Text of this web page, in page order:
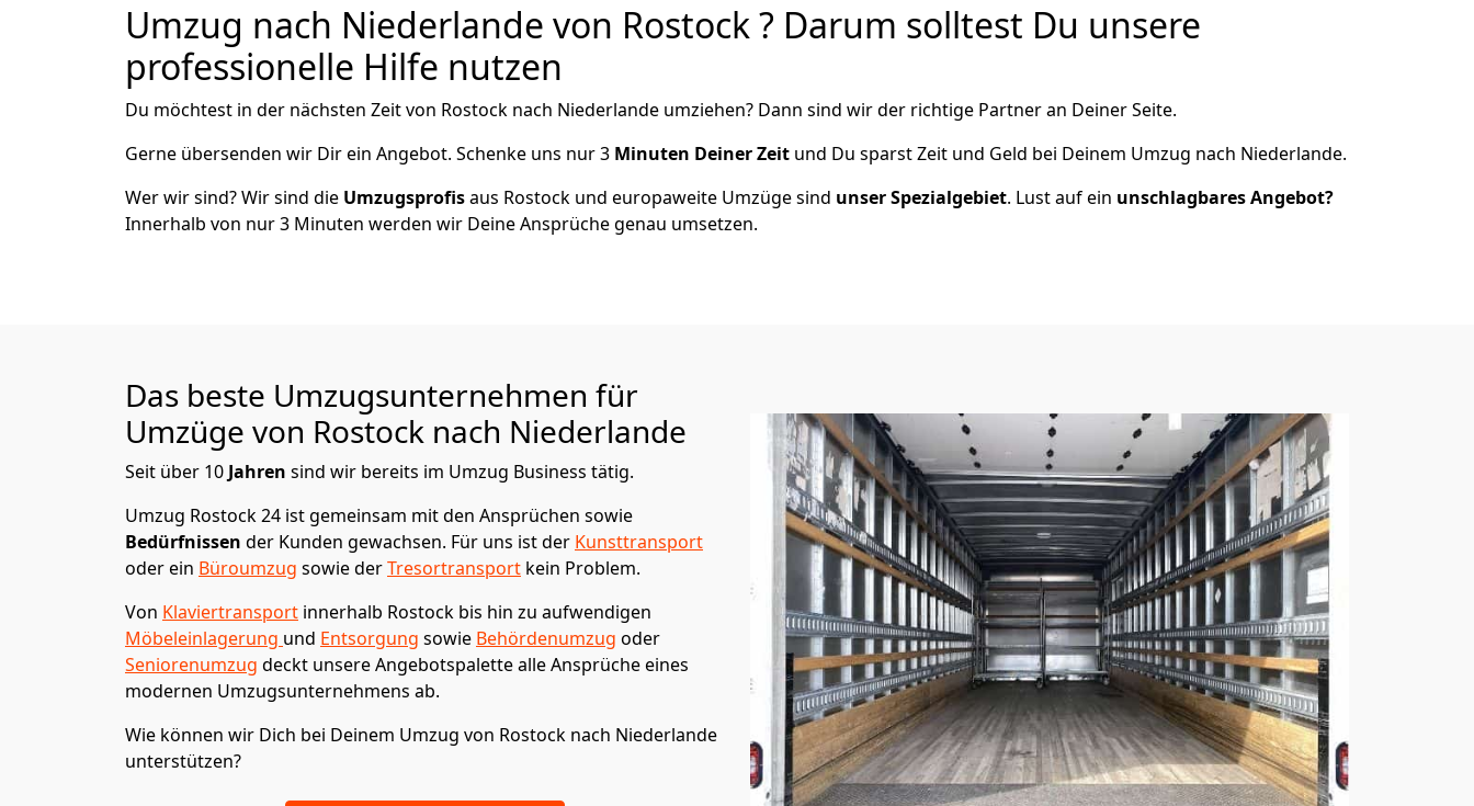
Umzug nach Niederlande von Rostock ? Darum solltest Du unsere
professionelle Hilfe nutzen
Du möchtest in der nächsten Zeit von Rostock nach Niederlande umziehen? Dann sind wir der richtige Partner an Deiner Seite.
Gerne übersenden wir Dir ein Angebot. Schenke uns nur3 Minuten Deiner Zeit und Du sparst Zeit und Geld bei Deinem Umzug nach Niederlande.
Wer wir sind? Wir sind die Umzugsprofisaus Rostock und europaweite Umzüge sind unser Spezialgebiet. Lust auf ein unschlagbares Angebot?
Innerhalb von nur3 Minuten werden wir Deine Ansprüche genau umsetzen.
Das beste Umzugsunternehmen für
Umzüge von Rostock nach Niederlande
Seit über 10 Jahren sind wir bereits im Umzug Business tätig.
Umzug Rostock 24 ist gemeinsam mit den Ansprüchen sowie
Bedürfnissen der Kunden gewachsen. Für uns ist der Kunsttransport
oder ein Büroumzug sowie derTresortransport kein Problem.
Von Klaviertransport innerhalb Rostock bis hin zu aufwendigen
Möbeleinlagerung und Entsorgung sowie Behördenumzug oder
Seniorenumzug deckt unsere Angebotspalette alle Ansprüche eines
modernen Umzugsunternehmens ab.
Wie können wir Dich bei Deinem Umzug von Rostock nach Niederlande
unterstützen?